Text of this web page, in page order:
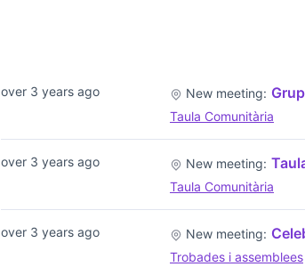
over 3 years ago New meeting:
Taula Comunitària
over 3 years ago New meeting:
Taula Comunitària
over 3 years ago New meeting:
Trobades i assemblees